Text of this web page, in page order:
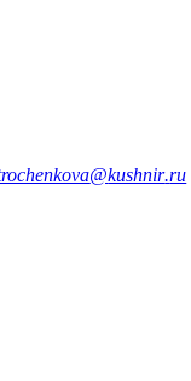
@kushnir.ru